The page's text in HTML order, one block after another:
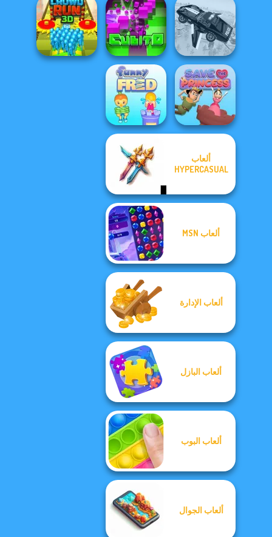
Goalkeeper Wiz
Apex Football
Battle
Penalty Shooters
3
Flying Police Car
Cubito
Save The
Funny Fred
ألعاب
HYPERCASUAL
ألعاب MSN
ألعاب الإدارة
ألعاب البازل
ألعاب البوب
ألعاب الجوال